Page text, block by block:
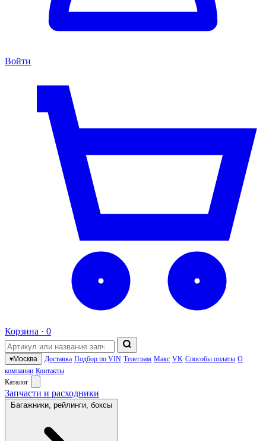
Войти
Корзина · 0
▾Москва Доставка Подбор по VIN Телеграм Макс VK Способы оплаты О
компании Контакты
Каталог
Запчасти и расходники
Багажники, рейлинги, боксы